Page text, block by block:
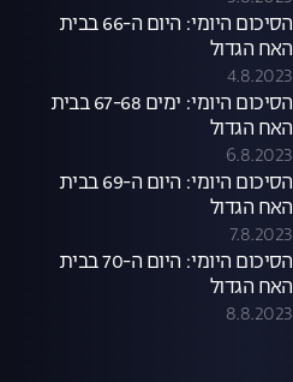
הסיכום היומי: היום ה-66 בבית
האח הגדול
4.8.2023
הסיכום היומי: ימים 67-68 בבית
האח הגדול
6.8.2023
הסיכום היומי: היום ה-69 בבית
האח הגדול
7.8.2023
הסיכום היומי: היום ה-70 בבית
האח הגדול
8.8.2023